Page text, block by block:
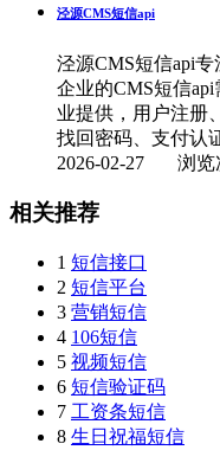
泾源CMS短信api
泾源CMS短信api
企业的CMS短信
业提供，用户注册
找回密码、支付认
2026-02-27 浏览
相关推荐
1 短信接口
2 短信平台
3 营销短信
4 106短信
5 视频短信
6 短信验证码
7 工资条短信
8 生日祝福短信